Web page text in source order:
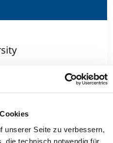
unserer Seite zu verbessern,
die technisch notwendig für